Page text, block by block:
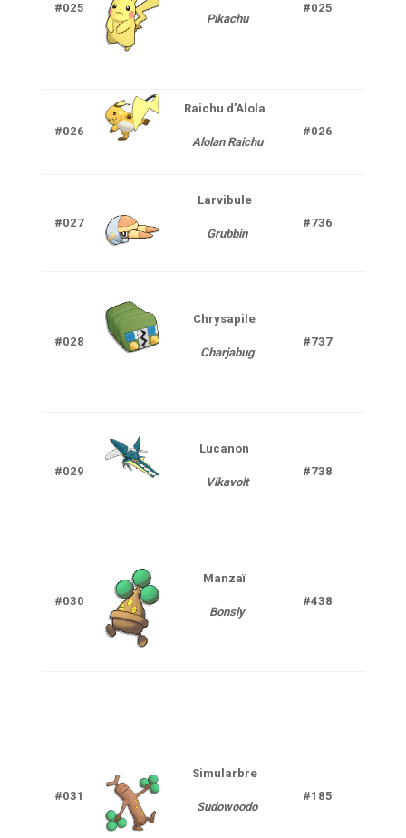
#025
Pikachu
#025
#026
Raichu d’Alola
Alolan Raichu
#026
#027
Larvibule
Grubbin
#736
#028
Chrysapile
Charjabug
#737
#029
Lucanon
Vikavolt
#738
#030
Manzaï
Bonsly
#438
#031
Simularbre
Sudowoodo
#185